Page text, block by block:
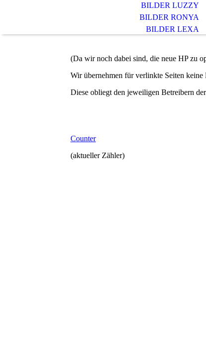
BILDER LUZZY
BILDER RONYA
BILDER LEXA
(Da wir noch dabei sind, die neue HP zu
Wir übernehmen für verlinkte Seiten keine
Diese obliegt den jeweiligen Betreibern
Counter
(aktueller Zähler)